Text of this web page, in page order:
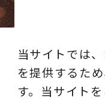
当サイトでは
を提供するた
す。当サイト